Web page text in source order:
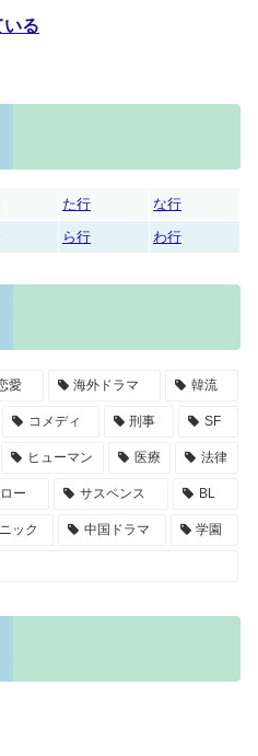
いる
た行
な行
ら行 わ行
愛 海外ドラマ 韓流
コメディ 刑事 SF
ヒューマン 医療 法律
ー サスペンス BL
ック 中国ドラマ 学園